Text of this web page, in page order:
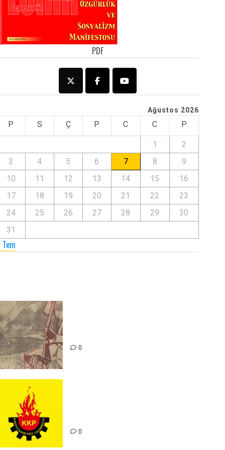
PDF
Ağustos 2026
P S Ç P C C P
1
2
3
4 5 6 7 8
9
10
11 12 13 14 15
16
17
18 19 20 21 22
23
24
25 26 27 28 29
30
31
0
0